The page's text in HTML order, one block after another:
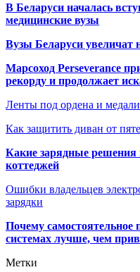
В Беларуси началась
медицинские вузы
Вузы Беларуси увеличат
Марсоход Perseverance
рекорду и продолжает
Ленты под ордена и
Как защитить диван от
Какие зарядные решения
коттеджей
Ошибки владельцев
зарядки
Почему самостоятельное
системах лучше, чем
Метки